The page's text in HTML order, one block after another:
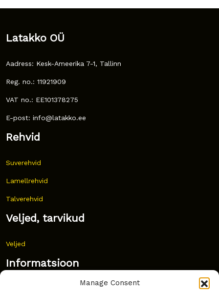
Manage Consent
Latakko OÜ
Aadress: Kesk-Ameerika 7-1, Tallinn
Reg. no.: 11921909
VAT no.: EE101378275
E-post: info@latakko.ee
Rehvid
Suverehvid
Lamellrehvid
Talverehvid
Veljed, tarvikud
Veljed
Informatsioon